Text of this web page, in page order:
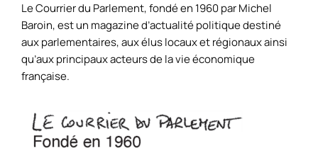
Le Courrier du Parlement, fondé en 1960 par Michel
Baroin, est un magazine d’actualité politique destiné
aux parlementaires, aux élus locaux et régionaux ainsi
qu’aux principaux acteurs de la vie économique
française.